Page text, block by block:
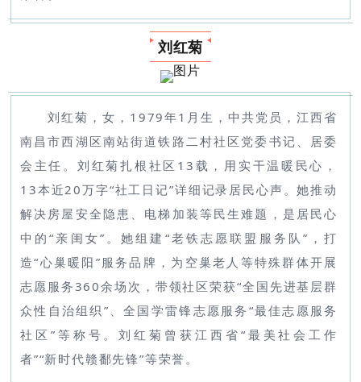
刘红菊
刘红菊，女，1979年1月生，中共党员，江西省
南昌市西湖区南站街道铁路二村社区党委书记、居委
会主任。刘红菊扎根社区13载，用实干温暖民心，
13本近20万字“社工日记”详细记录居民心声。她推动
解决房屋安全隐患、电梯加装等民生难题，是居民心
中的“亲闺女”。她组建“老铁志愿联盟服务队”，打
造“心巢暖阳”服务品牌，为空巢老人等特殊群体开展
志愿服务360余场次，带领社区荣获“全国先进基层群
众性自治组织”、全国学雷锋志愿服务“最佳志愿服务
社区”等称号。刘红菊曾获江西省“最美社会工作
者”“新时代赣鄱先锋”等荣誉。